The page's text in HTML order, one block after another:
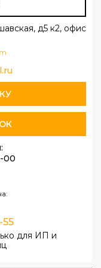
д5 к2, офис
00
55
для ИП и